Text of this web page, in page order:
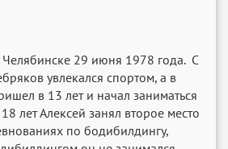
Челябинске 29 июня 1978 года. С
увлекался спортом, а в
в 13 лет и начал заниматься
лет Алексей занял второе место
по бодибилдингу,